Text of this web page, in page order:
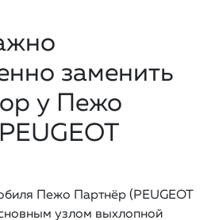
заменить
у Пежо
Пежо Партнёр (PEUGEOT
узлом выхлопной